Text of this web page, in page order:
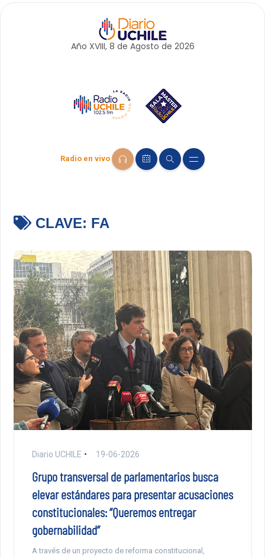
Año XVIII, 8 de Agosto de 2026
Radio en vivo
CLAVE: FA
Diario UCHILE 19-06-2026
Grupo transversal de parlamentarios busca
elevar estándares para presentar acusaciones
constitucionales: “Queremos entregar
gobernabilidad”
A través de un proyecto de reforma constitucional,